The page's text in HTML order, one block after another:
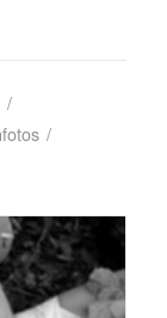
/
/